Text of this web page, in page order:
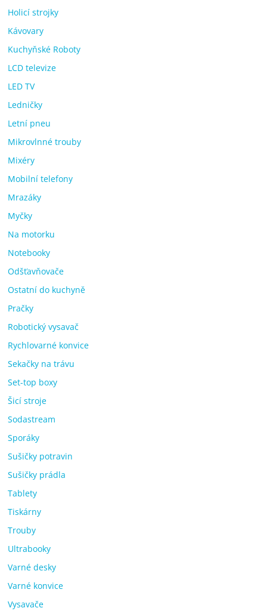
Holicí strojky
Kávovary
Kuchyňské Roboty
LCD televize
LED TV
Ledničky
Letní pneu
Mikrovlnné trouby
Mixéry
Mobilní telefony
Mrazáky
Myčky
Na motorku
Notebooky
Odšťavňovače
Ostatní do kuchyně
Pračky
Robotický vysavač
Rychlovarné konvice
Sekačky na trávu
Set-top boxy
Šicí stroje
Sodastream
Sporáky
Sušičky potravin
Sušičky prádla
Tablety
Tiskárny
Trouby
Ultrabooky
Varné desky
Varné konvice
Vysavače